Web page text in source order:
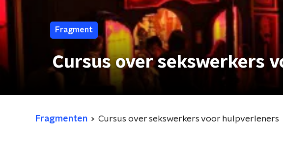
Fragment
Cursus over sekswerkers
Fragmenten Cursus over sekswerkers voor hulpverleners